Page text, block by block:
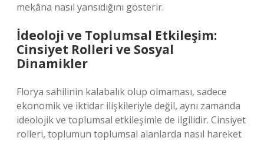
mekâna nasıl yansıdığını gösterir.
İdeoloji ve Toplumsal Etkileşim:
Cinsiyet Rolleri ve Sosyal
Dinamikler
Florya sahilinin kalabalık olup olmaması, sadece
ekonomik ve iktidar ilişkileriyle değil, aynı zamanda
ideolojik ve toplumsal etkileşimle de ilgilidir. Cinsiyet
rolleri, toplumun toplumsal alanlarda nasıl hareket